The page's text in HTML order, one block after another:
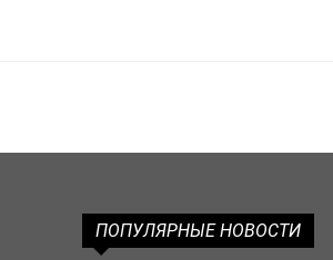
ПОПУЛЯРНЫЕ НОВОСТИ